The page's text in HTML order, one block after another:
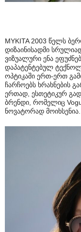
MYKITA 2003 წელს
დიზაინისადმი
ვიზუალური ენა
დაპატენტებულ
ოპტიკაში ერთ-ერთ
ჩარჩოებს ხრახნების
ერთად, ესთეტიკურ
ბრენდი, რომელიც
ნოვატორად მოიხსენია.